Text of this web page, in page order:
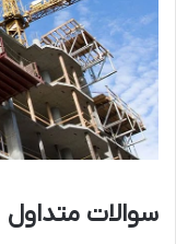
سوالات متداول